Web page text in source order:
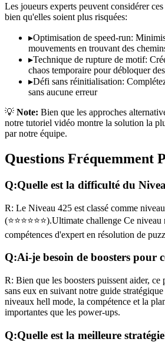
Les joueurs experts peuvent considérer
bien qu'elles soient plus risquées:
▸Optimisation de speed-run:
mouvements en trouvant des
▸Technique de rupture de motif:
chaos temporaire pour débloquer
▸Défi sans réinitialisation:
sans aucune erreur
💡 Note: Bien que les approches
notre tutoriel vidéo montre la solution la
par notre équipe.
Questions Fréquemment
Q:Quelle est la difficulté du
R: Le Niveau 425 est classé comme niveau
(⭐⭐⭐⭐⭐⭐).Ultimate challenge Ce niveau
compétences d'expert en résolution de
Q:Ai-je besoin de boosters pour
R: Bien que les boosters puissent aider, ce
sans eux en suivant notre guide
niveaux hell mode, la compétence et la
importantes que les power-ups.
Q:Quelle est la meilleure